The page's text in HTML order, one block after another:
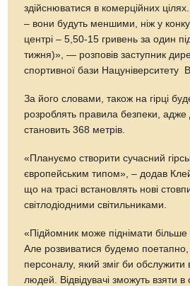
здійснюватися в комерційних
– вони будуть меншими, ніж у
центрі – 5,50-15 гривень за один
тижня)», — розповів заступник
спортивної бази Нацуніверситету
За його словами, також на гірці
розроблять правила безпеки,
становить 368 метрів.
«Плануємо створити сучасний
європейським типом», – додав
що на трасі встановлять нові
світлодіодними світильниками.
«Підйомник може піднімати більше
Але розвиватися будемо
персоналу, який зміг би обслужити
людей. Відвідувачі зможуть взяти